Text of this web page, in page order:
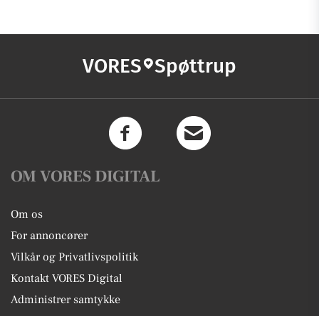
VORES Spøttrup
OM VORES DIGITAL
Om os
For annoncører
Vilkår og Privatlivspolitik
Kontakt VORES Digital
Administrer samtykke